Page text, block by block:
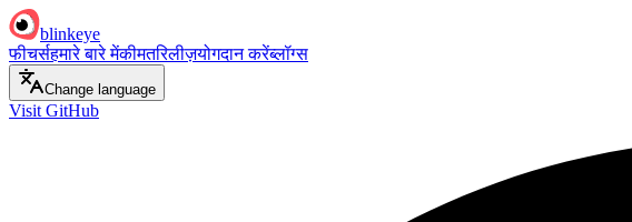
blinkeye
फीचर्सहमारे बारे मेंकीमतरिलीज़योगदान करेंब्लॉग्स
Change language
Visit GitHub